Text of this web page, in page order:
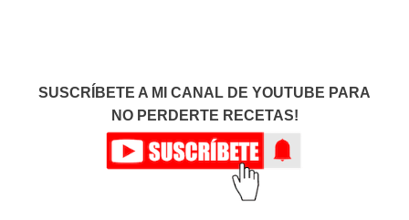
SUSCRÍBETE A MI CANAL DE YOUTUBE PARA
NO PERDERTE RECETAS!